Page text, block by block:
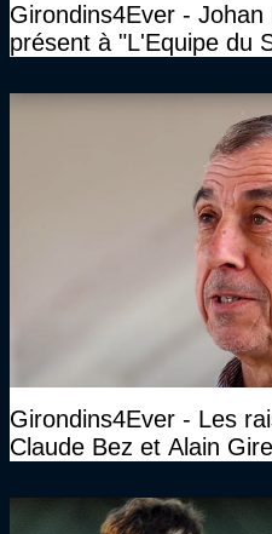
Girondins4Ever -
présent à "L'Equipe du
Girondins4Ever - Les
Claude Bez et Alain